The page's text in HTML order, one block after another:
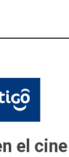
el cine